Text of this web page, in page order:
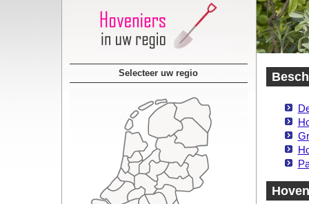
Selecteer uw regio